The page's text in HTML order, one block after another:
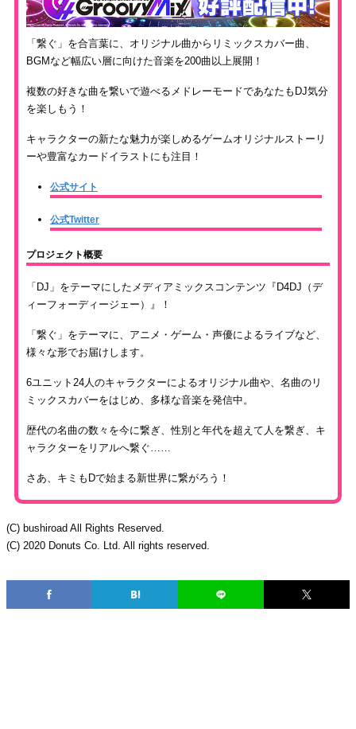
「繋ぐ」を合言葉に、オリジナル曲からリミックスカバー曲、
BGMなど幅広い層に向けた音楽を200曲以上展開！
複数の好きな曲を繋いで遊べるメドレーモードであなたもDJ気分
を楽しもう！
キャラクターの新たな魅力が楽しめるゲームオリジナルストーリ
ーや豊富なカードイラストにも注目！
公式サイト
公式Twitter
プロジェクト概要
「DJ」をテーマにしたメディアミックスコンテンツ『D4DJ（デ
ィーフォーディージェー）』！
「繋ぐ」をテーマに、アニメ・ゲーム・声優によるライブなど、
様々な形でお届けします。
6ユニット24人のキャラクターによるオリジナル曲や、名曲のリ
ミックスカバーをはじめ、多様な音楽を発信中。
歴代の名曲の数々を今に繋ぎ、性別と年代を超えて人を繋ぎ、キ
ャラクターをリアルへ繋ぐ……
さあ、キミもDで始まる新世界に繋がろう！
(C) bushiroad All Rights Reserved.
(C) 2020 Donuts Co. Ltd. All rights reserved.